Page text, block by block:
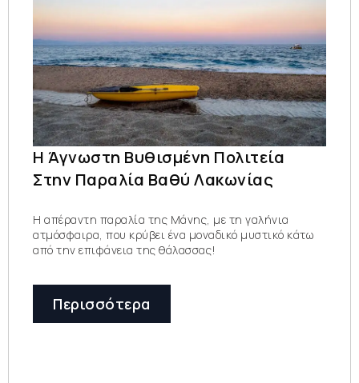
Η Άγνωστη Βυθισμένη Πολιτεία
Στην Παραλία Βαθύ Λακωνίας
Η απέραντη παραλία της Μάνης, με τη γαλήνια
ατμόσφαιρα, που κρύβει ένα μοναδικό μυστικό κάτω
από την επιφάνεια της θάλασσας!
Περισσότερα